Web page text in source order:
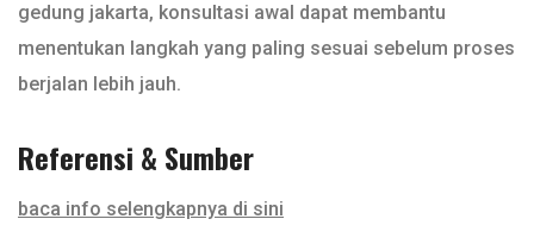
gedung jakarta, konsultasi awal dapat membantu
menentukan langkah yang paling sesuai sebelum proses
berjalan lebih jauh.
Referensi & Sumber
baca info selengkapnya di sini